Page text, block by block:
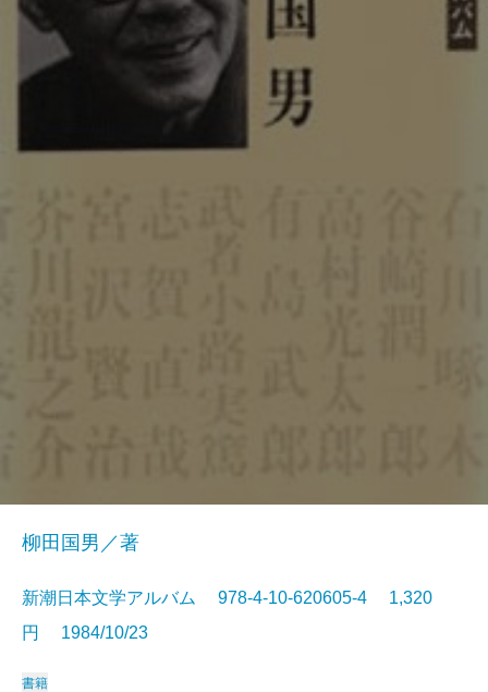
柳田国男／著
新潮日本文学アルバム 978-4-10-620605-4 1,320
円 1984/10/23
書籍